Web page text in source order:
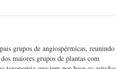
grupos de angiospérmicas, reunindo
maiores grupos de plantas com